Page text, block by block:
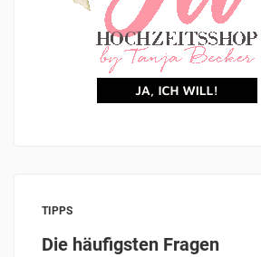
TIPPS
Die häufigsten Fragen